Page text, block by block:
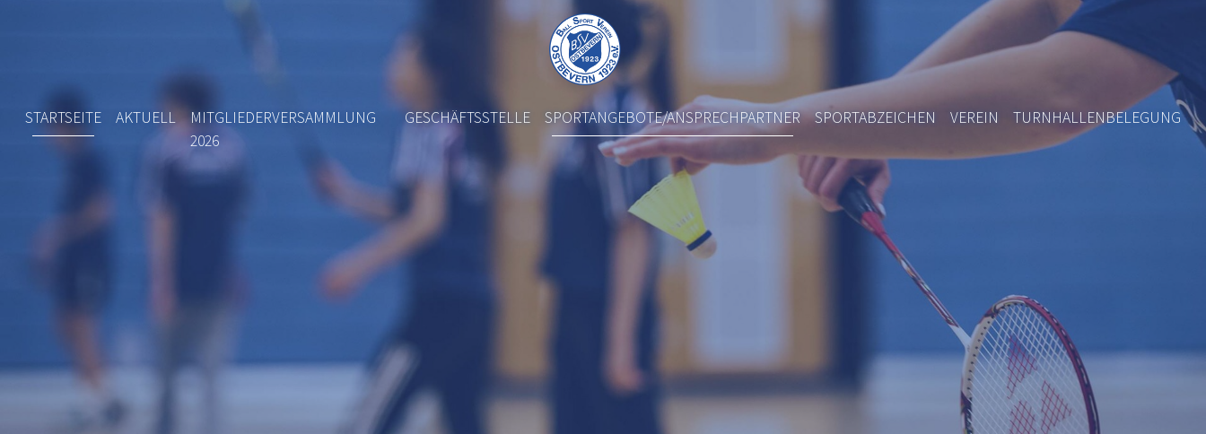
STARTSEITE AKTUELL
MITGLIEDERVERSAMMLUNG
2026
GESCHÄFTSSTELLE SPORTANGEBOTE/ANSPRECHPARTNER SPORTABZEICHEN VEREIN TURNHALLENBELEGUNG